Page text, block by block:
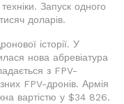
Запуск одного
доларів.
історії. У
нова абревіатура
з FPV-
FPV-дронів. Армія
вартістю у $34 826.